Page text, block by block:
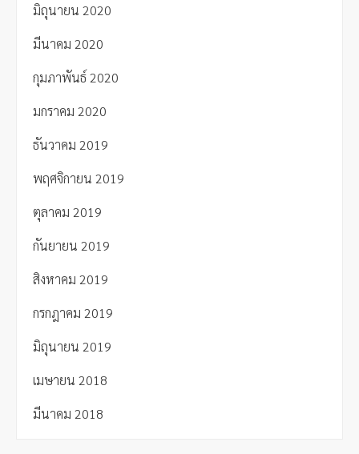
มิถุนายน 2020
มีนาคม 2020
กุมภาพันธ์ 2020
มกราคม 2020
ธันวาคม 2019
พฤศจิกายน 2019
ตุลาคม 2019
กันยายน 2019
สิงหาคม 2019
กรกฎาคม 2019
มิถุนายน 2019
เมษายน 2018
มีนาคม 2018